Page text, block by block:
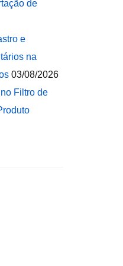
de
e
na
03/08/2026
Filtro de